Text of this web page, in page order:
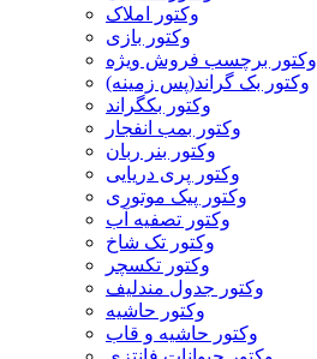
وکتور املاک
وکتور بازی
وکتور برچسب فروش ویژه
وکتور بک گراند(پس زمینه)
وکتور بکگراند
وکتور بمب انفجار
وکتور بنر ربان
وکتور پری دریایی
وکتور پیک موتوری
وکتور تصفیه آب
وکتور تک شاخ
وکتور تکسچر
وکتور جدول مندلیف
وکتور حاشیه
وکتور حاشیه و قاب